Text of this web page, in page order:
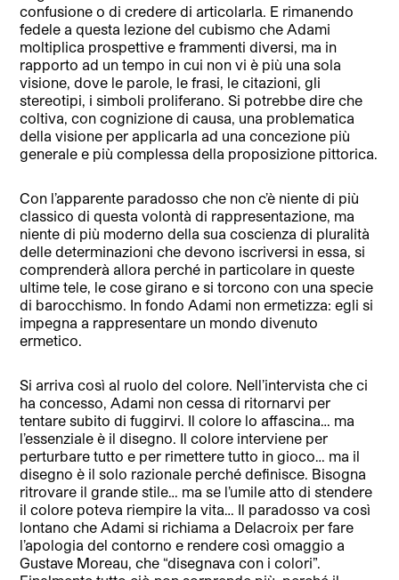
confusione o di credere di articolarlа. E rimanendo
fedele a questa lezione del cubismo che Adami
moltiplica prospettive e frammenti diversi, ma in
rapporto ad un tempo in cui non vi è più una sola
visione, dove le parole, le frasi, le citazioni, gli
stereotipi, i simboli proliferano. Si potrebbe dire che
coltiva, con cognizione di causa, una problematica
della visione per applicarla ad una concezione più
generale e più complessa della proposizione pittorica.
Con l’apparente paradosso che non c’è niente di più
classico di questa volontà di rappresentazione, ma
niente di più moderno della sua coscienza di pluralità
delle determinazioni che devono iscriversi in essa, si
comprenderà allora perché in particolare in queste
ultime tele, le cose girano e si torcono con una specie
di barocchismo. In fondo Adami non ermetizza: egli si
impegna a rappresentare un mondo divenuto
ermetico.
Si arriva così al ruolo del colore. Nell’intervista che ci
ha concesso, Adami non cessa di ritornarvi per
tentare subito di fuggirvi. Il colore lo affascina… ma
l’essenziale è il disegno. Il colore interviene per
perturbare tutto e per rimettere tutto in gioco… ma il
disegno è il solo razionale perché definisce. Bisogna
ritrovare il grande stile… ma se l’umile atto di stendere
il colore poteva riempire la vita… Il paradosso va così
lontano che Adami si richiama a Delacroix per fare
l’apologia del contorno e rendere così omaggio a
Gustave Moreau, che “disegnava con i colori”.